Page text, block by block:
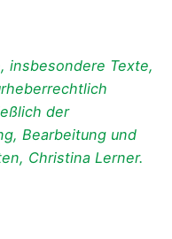
insbesondere Texte,
der
Bearbeitung und
Christina Lerner.